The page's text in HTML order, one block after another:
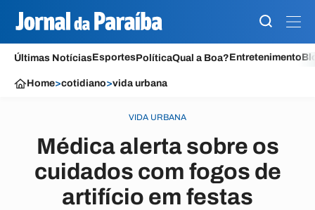
Últimas NotíciasEsportesPolíticaQual a Boa?Entretenimento
Home>cotidiano>vida urbana
VIDA URBANA
Médica alerta sobre os
cuidados com fogos de
artifício em festas